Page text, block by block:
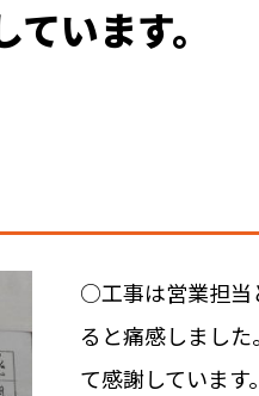
います。
○工事は営業担当
ると痛感しまし
て感謝していま